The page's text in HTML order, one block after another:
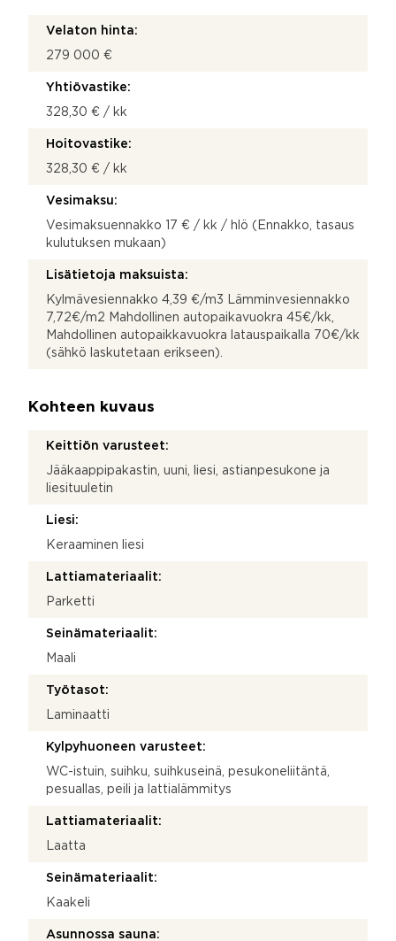
Velaton hinta:
279 000 €
Yhtiövastike:
328,30 € / kk
Hoitovastike:
328,30 € / kk
Vesimaksu:
Vesimaksuennakko 17 € / kk / hlö (Ennakko, tasaus
kulutuksen mukaan)
Lisätietoja maksuista:
Kylmävesiennakko 4,39 €/m3 Lämminvesiennakko
7,72€/m2 Mahdollinen autopaikavuokra 45€/kk,
Mahdollinen autopaikkavuokra latauspaikalla 70€/kk
(sähkö laskutetaan erikseen).
Kohteen kuvaus
Keittiön varusteet:
Jääkaappipakastin, uuni, liesi, astianpesukone ja
liesituuletin
Liesi:
Keraaminen liesi
Lattiamateriaalit:
Parketti
Seinämateriaalit:
Maali
Työtasot:
Laminaatti
Kylpyhuoneen varusteet:
WC-istuin, suihku, suihkuseinä, pesukoneliitäntä,
pesuallas, peili ja lattialämmitys
Lattiamateriaalit:
Laatta
Seinämateriaalit:
Kaakeli
Asunnossa sauna: